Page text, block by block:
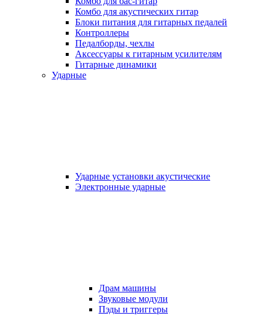
Комбо для акустических гитар
Блоки питания для гитарных педалей
Контроллеры
Педалборды, чехлы
Аксеcсуары к гитарным усилителям
Гитарные динамики
Ударные
Ударные установки акустические
Электронные ударные
Драм машины
Звуковые модули
Пэды и триггеры